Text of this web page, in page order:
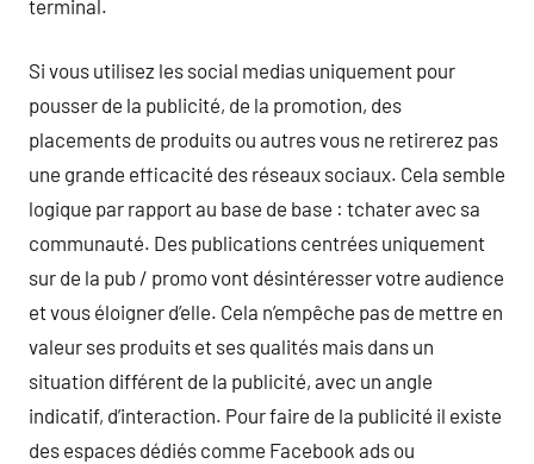
terminal.
Si vous utilisez les social medias uniquement pour
pousser de la publicité, de la promotion, des
placements de produits ou autres vous ne retirerez pas
une grande efficacité des réseaux sociaux. Cela semble
logique par rapport au base de base : tchater avec sa
communauté. Des publications centrées uniquement
sur de la pub / promo vont désintéresser votre audience
et vous éloigner d’elle. Cela n’empêche pas de mettre en
valeur ses produits et ses qualités mais dans un
situation différent de la publicité, avec un angle
indicatif, d’interaction. Pour faire de la publicité il existe
des espaces dédiés comme Facebook ads ou